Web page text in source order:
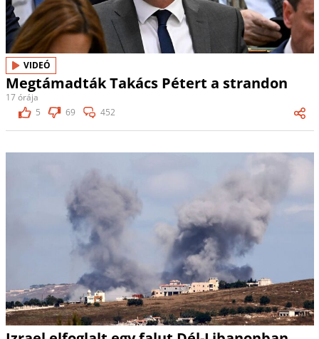
VIDEÓ
Megtámadták Takács Pétert a strandon
17 órája
5
69 452